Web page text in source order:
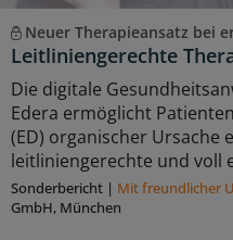
Neuer Therapieansatz bei
Leitliniengerechte
Die digitale
Edera ermöglicht
(ED) organischer Ursache
leitliniengerechte und voll
Sonderbericht | Mit freundlicher
GmbH, München